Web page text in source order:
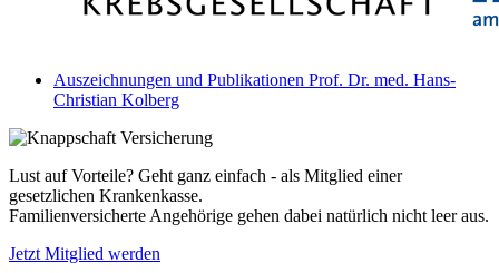
Auszeichnungen und Publikationen Prof. Dr. med. Hans-
Christian Kolberg
Lust auf Vorteile? Geht ganz einfach - als Mitglied einer
gesetzlichen Krankenkasse.
Familienversicherte Angehörige gehen dabei natürlich nicht leer aus.
Jetzt Mitglied werden